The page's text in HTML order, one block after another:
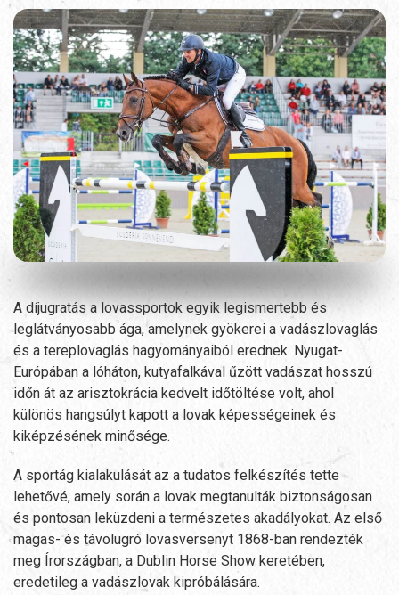
A díjugratás a lovassportok egyik legismertebb és
leglátványosabb ága, amelynek gyökerei a vadászlovaglás
és a tereplovaglás hagyományaiból erednek. Nyugat-
Európában a lóháton, kutyafalkával űzött vadászat hosszú
időn át az arisztokrácia kedvelt időtöltése volt, ahol
különös hangsúlyt kapott a lovak képességeinek és
kiképzésének minősége.
A sportág kialakulását az a tudatos felkészítés tette
lehetővé, amely során a lovak megtanulták biztonságosan
és pontosan leküzdeni a természetes akadályokat. Az első
magas- és távolugró lovasversenyt 1868-ban rendezték
meg Írországban, a Dublin Horse Show keretében,
eredetileg a vadászlovak kipróbálására.